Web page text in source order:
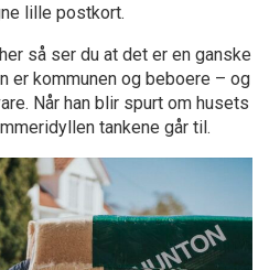
lille postkort.
så ser du at det er en ganske
er kommunen og beboere – og
Når han blir spurt om husets
tankene går til.